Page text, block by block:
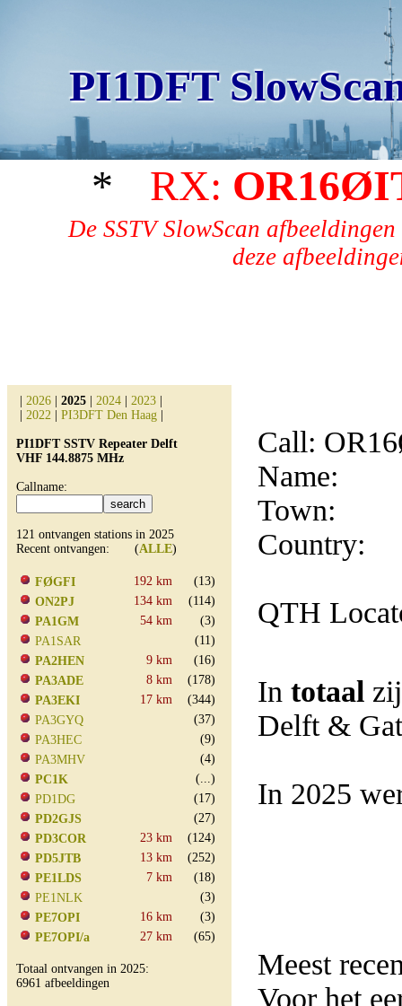
PI1DFT
* RX:
De SSTV SlowScan
deze
2026 2025 2024 2023
2022 PI3DFT Den Haag
PI1DFT SSTV Repeater Delft
VHF 144.8875 MHz
Callname:
121 ontvangen stations in 2025
Recent ontvangen: (ALLE)
FØGFI 192 km
(13)
ON2PJ
134 km
(114)
PA1GM
54 km
(3)
PA1SAR
(11)
PA2HEN
9 km
(16)
PA3ADE
8 km
(178)
PA3EKI
17 km
(344)
PA3GYQ
(37)
PA3HEC
(9)
PA3MHV
(4)
PC1K
(...)
PD1DG
(17)
PD2GJS
(27)
PD3COR
23 km
(124)
PD5JTB
13 km
(252)
PE1LDS
7 km
(18)
PE1NLK
(3)
PE7OPI
16 km
(3)
PE7OPI/a
27 km (65)
Totaal ontvangen in 2025:
6961 afbeeldingen
Call:
Name:
Town:
Country:
QTH
In totaal
Delft &
In 2025
Meest
Voor het